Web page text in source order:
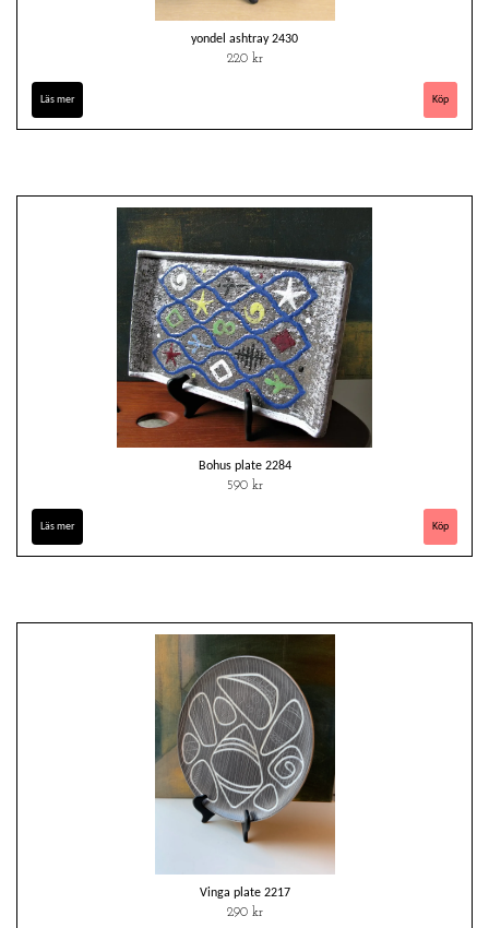
yondel ashtray 2430
220 kr
Läs mer
Bohus plate 2284
590 kr
Läs mer
Vinga plate 2217
290 kr